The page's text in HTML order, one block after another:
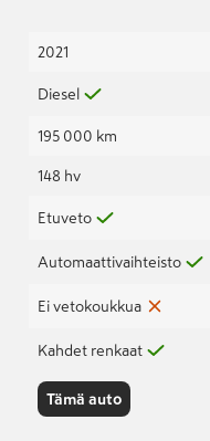
2021
Diesel
195 000 km
148 hv
Etuveto
Automaattivaihteisto
Ei vetokoukkua
Kahdet renkaat
Tämä auto